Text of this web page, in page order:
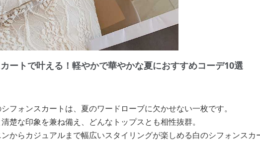
ートで叶える！軽やかで華やかな夏におすすめコーデ10選
フォンスカートは、夏のワードローブに欠かせない一枚です。
楚な印象を兼ね備え、どんなトップスとも相性抜群。
からカジュアルまで幅広いスタイリングが楽しめる白のシフォンス